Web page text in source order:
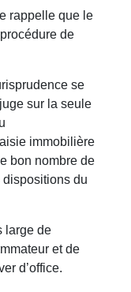
rappelle que le
de
se
sur la seule
immobilière
bon nombre de
du
large de
et de
d’office.